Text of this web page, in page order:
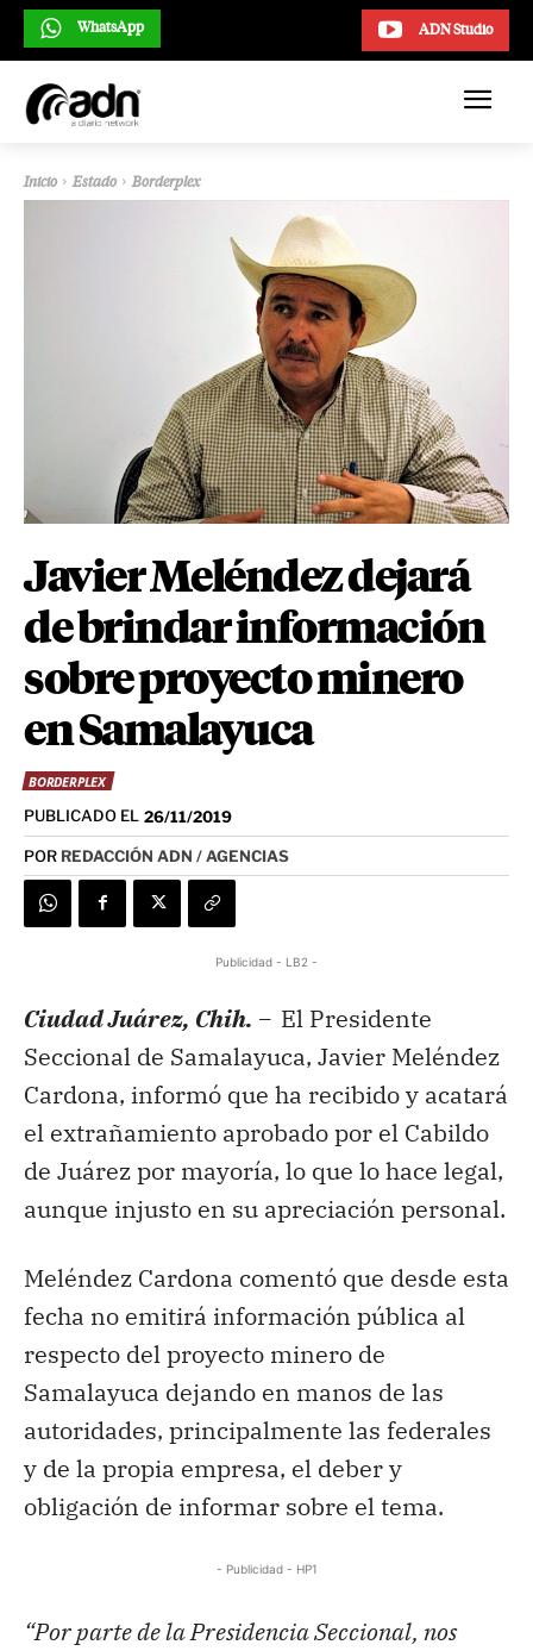
ADN Studio
WhatsApp
Inicio Estado Borderplex
Javier Meléndez dejará
de brindar información
sobre proyecto minero
en Samalayuca
BORDERPLEX
PUBLICADO EL 26/11/2019
POR REDACCIÓN ADN / AGENCIAS
Publicidad - LB2 -
Ciudad Juárez, Chih. – El Presidente
Seccional de Samalayuca, Javier Meléndez
Cardona, informó que ha recibido y acatará
el extrañamiento aprobado por el Cabildo
de Juárez por mayoría, lo que lo hace legal,
aunque injusto en su apreciación personal.
Meléndez Cardona comentó que desde esta
fecha no emitirá información pública al
respecto del proyecto minero de
Samalayuca dejando en manos de las
autoridades, principalmente las federales
y de la propia empresa, el deber y
obligación de informar sobre el tema.
- Publicidad - HP1
“Por parte de la Presidencia Seccional, nos